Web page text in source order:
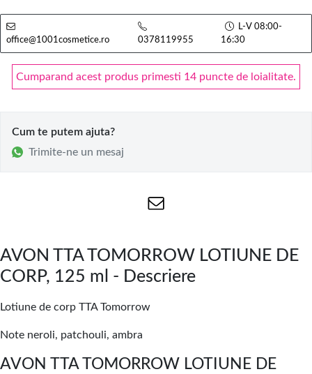
office@1001cosmetice.ro 0378119955
L-V 08:00-
16:30
Cumparand acest produs primesti 14 puncte de loialitate.
Cum te putem ajuta?
Trimite-ne un mesaj
AVON TTA TOMORROW LOTIUNE DE
CORP, 125 ml - Descriere
Lotiune de corp TTA Tomorrow
Note neroli, patchouli, ambra
AVON TTA TOMORROW LOTIUNE DE